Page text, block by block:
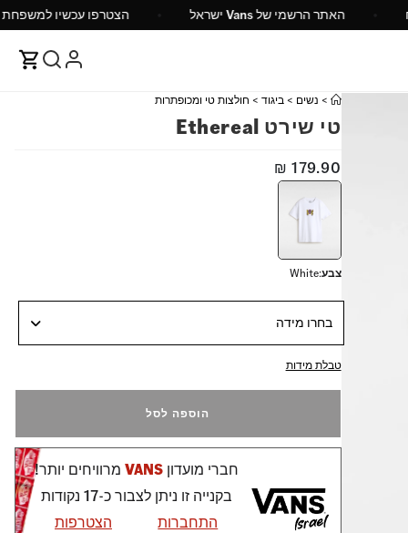
149 ש"ח האתר הרשמי של Vans ישראל
> נשים >ביגוד > חולצות טי ומכופתרות
טי שירט Ethereal
₪ 179.90
צבע:
White
בחרו מידה
טבלת מידות
הוספה לסל
חברי מועדוןVANS מרוויחים יותר!
בקנייה זו ניתן לצבור כ-17 נקודות
התחברות
הצטרפות